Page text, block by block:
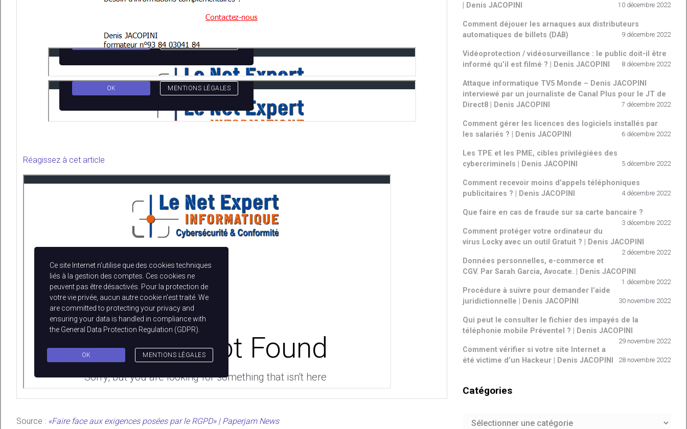
Réagissez à cet article
Source : «Faire face aux exigences posées par le RGPD» | Paperjam News
| Denis JACOPINI
10 décembre 2022
Comment déjouer les arnaques aux distributeurs
automatiques de billets (DAB)
9 décembre 2022
Vidéoprotection / vidéosurveillance : le public doit-il être
informé qu’il est filmé ? | Denis JACOPINI
8 décembre 2022
Attaque informatique TV5 Monde – Denis JACOPINI
interviewé par un journaliste de Canal Plus pour le JT de
Direct8 | Denis JACOPINI
7 décembre 2022
Comment gérer les licences des logiciels installés par
les salariés ? | Denis JACOPINI
6 décembre 2022
Les TPE et les PME, cibles privilégiées des
cybercriminels | Denis JACOPINI
5 décembre 2022
Comment recevoir moins d’appels téléphoniques
publicitaires ? | Denis JACOPINI
4 décembre 2022
Que faire en cas de fraude sur sa carte bancaire ?
3 décembre 2022
Comment protéger votre ordinateur du
virus Locky avec un outil Gratuit ? | Denis JACOPINI
2 décembre 2022
Données personnelles, e-commerce et
CGV. Par Sarah Garcia, Avocate. | Denis JACOPINI
1 décembre 2022
Procédure à suivre pour demander l’aide
juridictionnelle | Denis JACOPINI
30 novembre 2022
Qui peut le consulter le fichier des impayés de la
téléphonie mobile Préventel ? | Denis JACOPINI
29 novembre 2022
Comment vérifier si votre site Internet a
été victime d’un Hackeur | Denis JACOPINI
28 novembre 2022
Catégories
Catégories